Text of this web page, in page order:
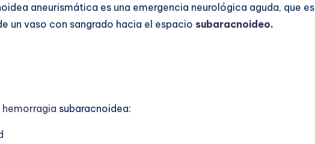
aneurismática es una emergencia neurológica aguda, que es
un vaso con sangrado hacia el espacio subaracnoideo.
hemorragia subaracnoidea: